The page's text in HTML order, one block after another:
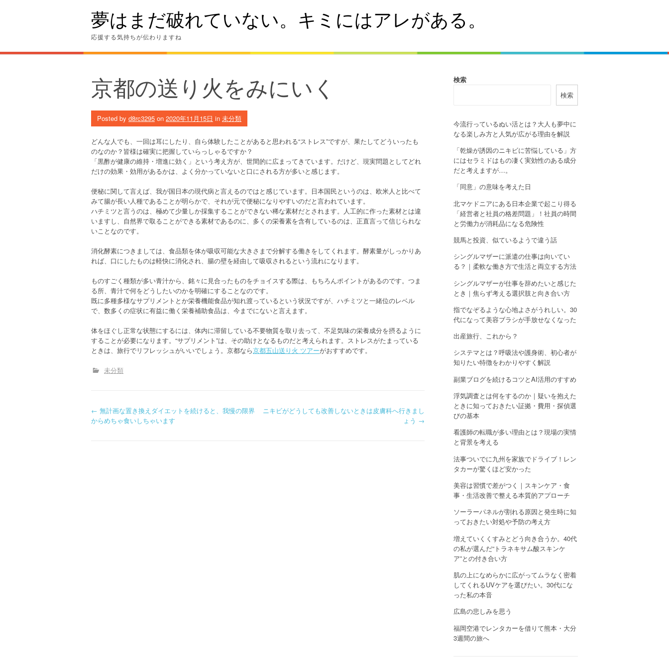
夢はまだ破れていない。キミにはアレがある。
応援する気持ちが伝わりますね
京都の送り火をみにいく
Posted by d8rc3295 on 2020年11月15日 in 未分類
どんな人でも、一回は耳にしたり、自ら体験したことがあると思われる“ストレス”ですが、果たしてどういったも
のなのか？皆様は確実に把握していらっしゃるですか？
「黒酢が健康の維持・増進に効く」という考え方が、世間的に広まってきています。だけど、現実問題としてどれ
だけの効果・効用があるかは、よく分かっていないと口にされる方が多いと感じます。
便秘に関して言えば、我が国日本の現代病と言えるのではと感じています。日本国民というのは、欧米人と比べて
みて腸が長い人種であることが明らかで、それが元で便秘になりやすいのだと言われています。
ハチミツと言うのは、極めて少量しか採集することができない稀な素材だとされます。人工的に作った素材とは違
いますし、自然界で取ることができる素材であるのに、多くの栄養素を含有しているのは、正直言って信じられな
いことなのです。
消化酵素につきましては、食品類を体が吸収可能な大きさまで分解する働きをしてくれます。酵素量がしっかりあ
れば、口にしたものは軽快に消化され、腸の壁を経由して吸収されるという流れになります。
ものすごく種類が多い青汁から、銘々に見合ったものをチョイスする際は、もちろんポイントがあるのです。つま
る所、青汁で何をどうしたいのかを明確にすることなのです。
既に多種多様なサプリメントとか栄養機能食品が知れ渡っているという状況ですが、ハチミツと一緒位のレベル
で、数多くの症状に有益に働く栄養補助食品は、今までにないと言えます。
体をほぐし正常な状態にするには、体内に滞留している不要物質を取り去って、不足気味の栄養成分を摂るように
することが必要になります。“サプリメント”は、その助けとなるものだと考えられます。ストレスがたまっている
ときは、旅行でリフレッシュがいいでしょう。京都なら京都五山送り火 ツアーがおすすめです。
未分類
P
← 無計画な置き換えダイエットを続けると、我慢の限界
からめちゃ食いしちゃいます
ニキビがどうしても改善しないときは皮膚科へ行きまし
ょう →
検索
検索
今流行っているぬい活とは？大人も夢中に
なる楽しみ方と人気が広がる理由を解説
「乾燥が誘因のニキビに苦悩している」方
にはセラミドはもの凄く実効性のある成分
だと考えますが…。
「同意」の意味を考えた日
北マケドニアにある日本企業で起こり得る
「経営者と社員の格差問題」！社員の時間
と労働力が消耗品になる危険性
競馬と投資、似ているようで違う話
シングルマザーに派遣の仕事は向いてい
る？｜柔軟な働き方で生活と両立する方法
シングルマザーが仕事を辞めたいと感じた
とき｜焦らず考える選択肢と向き合い方
指でなぞるような心地よさがうれしい。30
代になって美容ブラシが手放せなくなった
出産旅行、これから？
システマとは？呼吸法や護身術、初心者が
知りたい特徴をわかりやすく解説
副業ブログを続けるコツとAI活用のすすめ
浮気調査とは何をするのか｜疑いを抱えた
ときに知っておきたい証拠・費用・探偵選
びの基本
看護師の転職が多い理由とは？現場の実情
と背景を考える
法事ついでに九州を家族でドライブ！レン
タカーが驚くほど安かった
美容は習慣で差がつく｜スキンケア・食
事・生活改善で整える本質的アプローチ
ソーラーパネルが割れる原因と発生時に知
っておきたい対処や予防の考え方
増えていくくすみとどう向き合うか。40代
の私が選んだ“トラネキサム酸スキンケ
ア”との付き合い方
肌の上になめらかに広がってムラなく密着
してくれるUVケアを選びたい。30代にな
った私の本音
広島の悲しみを思う
福岡空港でレンタカーを借りて熊本・大分
3週間の旅へ